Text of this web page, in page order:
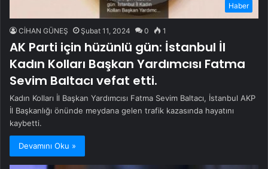
Haber
CİHAN GÜNEŞ Şubat 11, 2024 0 1
AK Parti için hüzünlü gün: İstanbul İl
Kadın Kolları Başkan Yardımcısı Fatma
Sevim Baltacı vefat etti.
Kadın Kolları İl Başkan Yardımcısı Fatma Sevim Baltacı, İstanbul AKP
İl Başkanlığı önünde meydana gelen trafik kazasında hayatını
kaybetti.
Devamını Oku »